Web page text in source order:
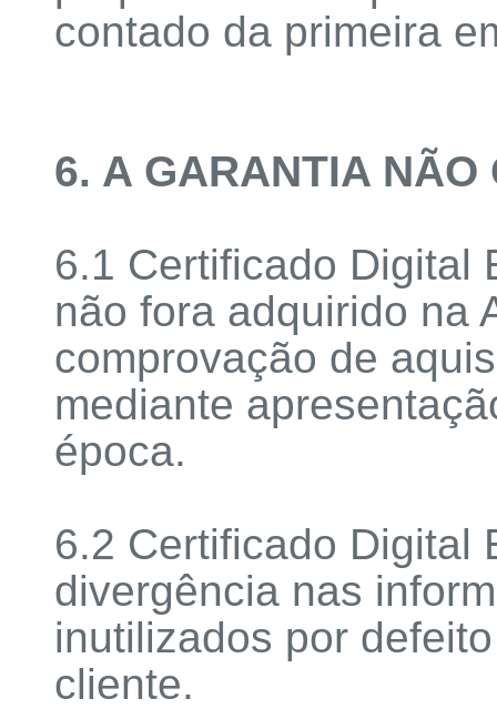
contado da primeira
6. A GARANTIA NÃO
6.1 Certificado Digital
não fora adquirido na
comprovação de
mediante
época.
6.2 Certificado Digital
divergência nas
inutilizados por
cliente.